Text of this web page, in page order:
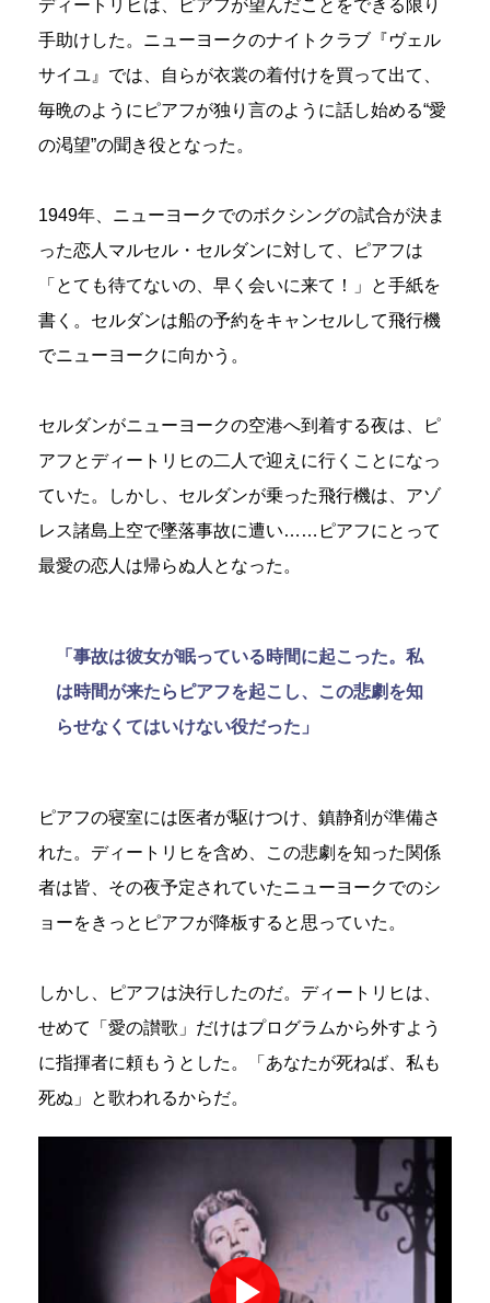
ディートリヒは、ピアフが望んだことをできる限り
手助けした。ニューヨークのナイトクラブ『ヴェル
サイユ』では、自らが衣裳の着付けを買って出て、
毎晩のようにピアフが独り言のように話し始める“愛
の渇望”の聞き役となった。
1949年、ニューヨークでのボクシングの試合が決ま
った恋人マルセル・セルダンに対して、ピアフは
「とても待てないの、早く会いに来て！」と手紙を
書く。セルダンは船の予約をキャンセルして飛行機
でニューヨークに向かう。
セルダンがニューヨークの空港へ到着する夜は、ピ
アフとディートリヒの二人で迎えに行くことになっ
ていた。しかし、セルダンが乗った飛行機は、アゾ
レス諸島上空で墜落事故に遭い……ピアフにとって
最愛の恋人は帰らぬ人となった。
「事故は彼女が眠っている時間に起こった。私
は時間が来たらピアフを起こし、この悲劇を知
らせなくてはいけない役だった」
ピアフの寝室には医者が駆けつけ、鎮静剤が準備さ
れた。ディートリヒを含め、この悲劇を知った関係
者は皆、その夜予定されていたニューヨークでのシ
ョーをきっとピアフが降板すると思っていた。
しかし、ピアフは決行したのだ。ディートリヒは、
せめて「愛の讃歌」だけはプログラムから外すよう
に指揮者に頼もうとした。「あなたが死ねば、私も
死ぬ」と歌われるからだ。